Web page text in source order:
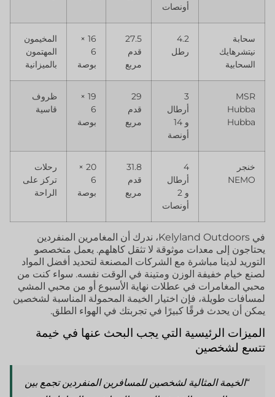
أونصات
سحابة
نيتشرهايك
السحابية
4.2
رطل
27.5
قدم
مربع
16 ×
6
بوصة
المخيمون
المهتمون
بالميزانية
MSR
Hubba
Hubba
3
أرطال
و 14
أونصة
29
قدم
مربع
19 ×
6
بوصة
ظروف
قاسية
خنجر
NEMO
4
أرطال
و 2
أونصات
31.8
قدم
مربع
20 ×
6
بوصة
رحلات
تركز على
الراحة
في Kelyland Outdoors، ندرك أن المغامرين المنفردين
يحتاجون إلى معدات موثوقة لا تثقل كاهلهم. يعمل متخصصو
التوريد لدينا مباشرة مع الشركات المصنعة لتحديد أفضل المواد
لصنع خيام خفيفة الوزن ومتينة في الوقت نفسه. سواء كنت من
محبي المغامرات في عطلات نهاية الأسبوع أو من محبي المشي
لمسافات طويلة، فإن اختيار الخيمة المحمولة المناسبة لشخصين
يمكن أن يحدث فرقًا كبيرًا في تجربتك في الهواء الطلق.
الميزات الرئيسية التي يجب البحث عنها في خيمة
تتسع لشخصين
“الخيمة المثالية لشخصين للمسافرين المنفردين تجمع بين